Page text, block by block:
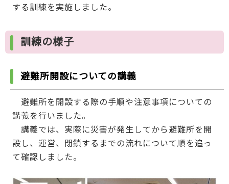
する訓練を実施しました。
訓練の様子
避難所開設についての講義
避難所を開設する際の手順や注意事項についての
講義を行いました。
講義では、実際に災害が発生してから避難所を開
設し、運営、閉鎖するまでの流れについて順を追っ
て確認しました。